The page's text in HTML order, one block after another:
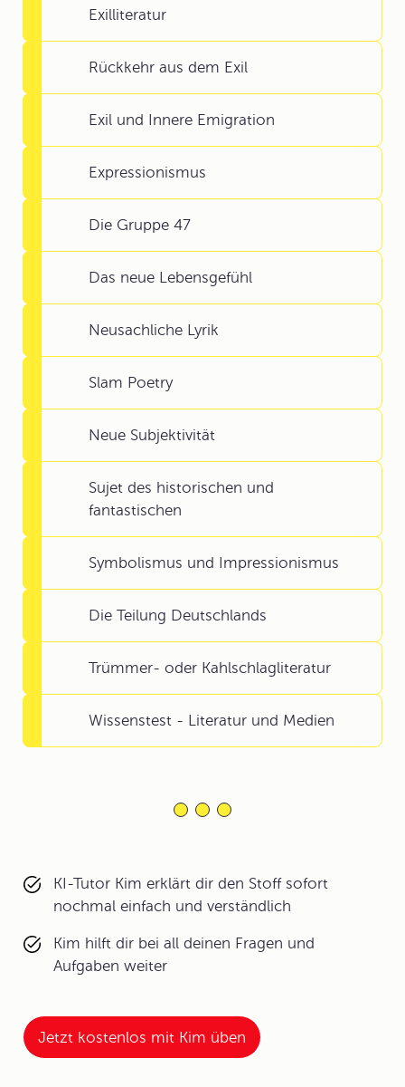
Exilliteratur
Rückkehr aus dem Exil
Exil und Innere Emigration
Expressionismus
Die Gruppe 47
Das neue Lebensgefühl
Neusachliche Lyrik
Slam Poetry
Neue Subjektivität
Sujet des historischen und
fantastischen
Symbolismus und Impressionismus
Die Teilung Deutschlands
Trümmer- oder Kahlschlagliteratur
Wissenstest - Literatur und Medien
KI-Tutor Kim erklärt dir den Stoff sofort
nochmal einfach und verständlich
Kim hilft dir bei all deinen Fragen und
Aufgaben weiter
Jetzt kostenlos mit Kim üben